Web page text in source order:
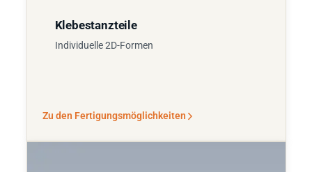
Klebestanzteile
Individuelle 2D-Formen
Zu den Fertigungsmöglichkeiten